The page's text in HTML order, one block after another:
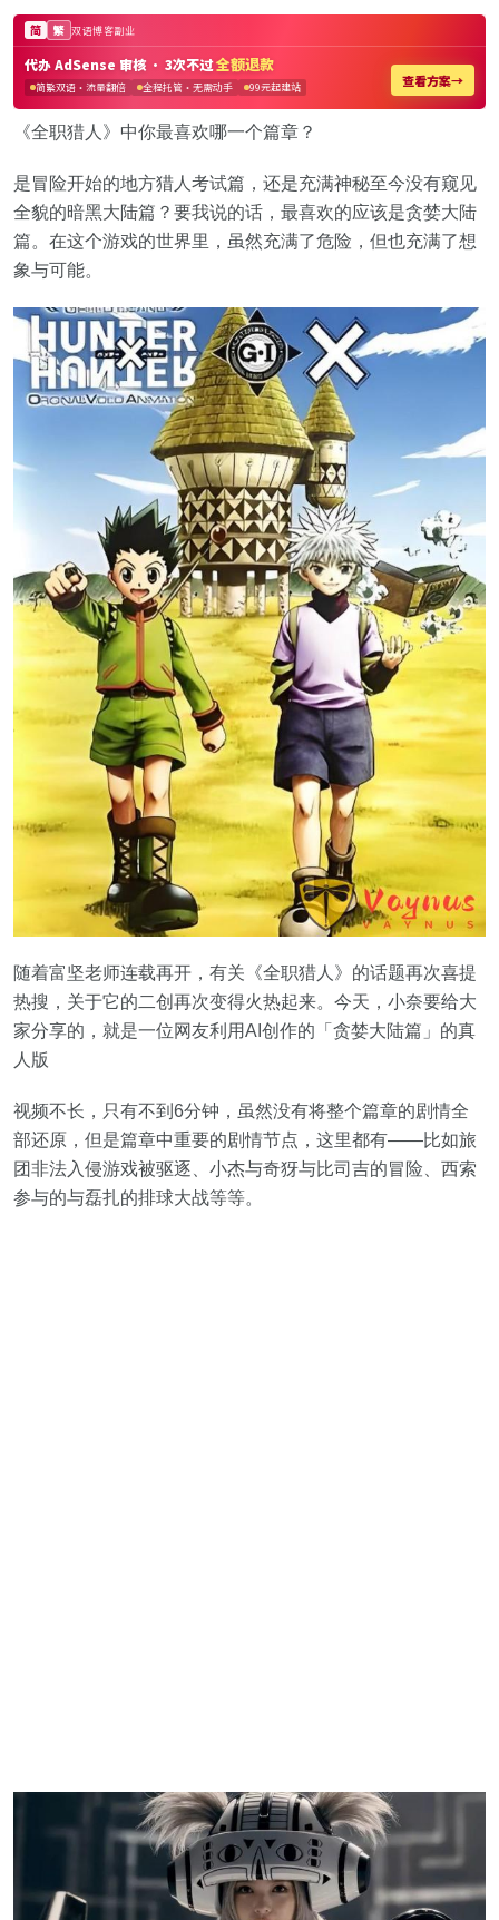
《全职猎人》中你最喜欢哪一个篇章？
是冒险开始的地方猎人考试篇，还是充满神秘至今没有窥见
全貌的暗黑大陆篇？要我说的话，最喜欢的应该是贪婪大陆
篇。在这个游戏的世界里，虽然充满了危险，但也充满了想
象与可能。
随着富坚老师连载再开，有关《全职猎人》的话题再次喜提
热搜，关于它的二创再次变得火热起来。今天，小奈要给大
家分享的，就是一位网友利用AI创作的「贪婪大陆篇」的真
人版
视频不长，只有不到6分钟，虽然没有将整个篇章的剧情全
部还原，但是篇章中重要的剧情节点，这里都有——比如旅
团非法入侵游戏被驱逐、小杰与奇犽与比司吉的冒险、西索
参与的与磊扎的排球大战等等。